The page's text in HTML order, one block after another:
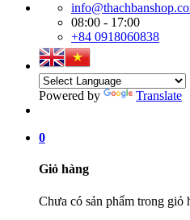
08:00 - 17:00
+84 0918060838
Powered by Translate
0
Giỏ hàng
Chưa có sản phẩm trong giỏ